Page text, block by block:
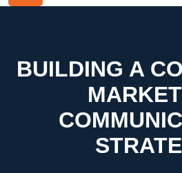
BUILDING A